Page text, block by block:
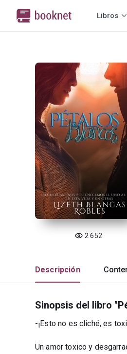
Libros
2 652
Descripción
Sinopsis del libro
-¡Esto no es cliché, es
Un amor toxico y